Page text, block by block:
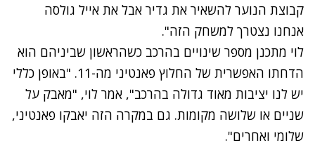
קבוצת הנוער להשאיר את גדיר אבל את אייל גולסה
אנחנו נצטרך למשחק הזה".
לוי מתכנן מספר שינויים בהרכב כשהראשון שביניהם הוא
הדחתו האפשרית של החלוץ פאנטיני מה-11. "באופן כללי
יש לנו יציבות מאוד גדולה בהרכב", אמר לוי, "מאבק על
שניים או שלושה מקומות. גם במקרה הזה יאבקו פאנטיני,
שלומי ואחרים".